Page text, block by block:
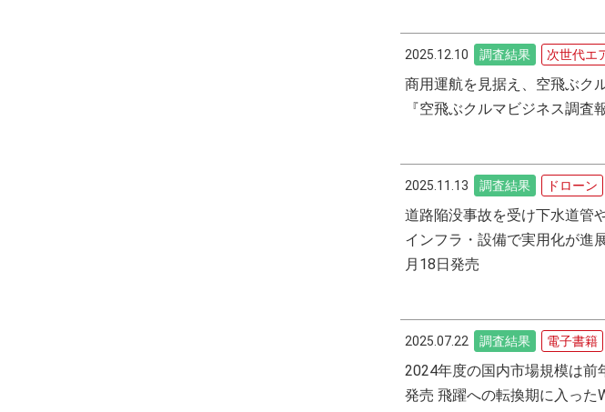
2025.12.10 調査結果 次世代エ
商用運航を見据え、空飛ぶク
『空飛ぶクルマビジネス調
2025.11.13 調査結果 ドローン
道路陥没事故を受け下水道管
インフラ・設備で実用化が進
月18日発売
2025.07.22 調査結果 電子書籍
2024年度の国内市場規模は前
発売 飛躍への転換期に入っ